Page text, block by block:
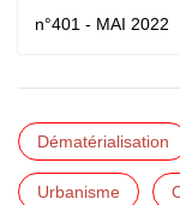
n°401 - MAI 2022
Dématérialisation
Urbanisme